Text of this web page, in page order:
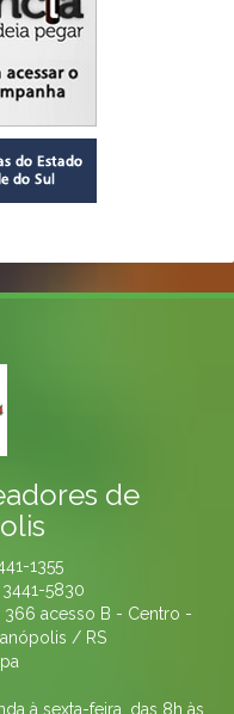
de
1355
3441-5830
366 acesso B - Centro -
/ RS
à sexta-feira, das 8h às